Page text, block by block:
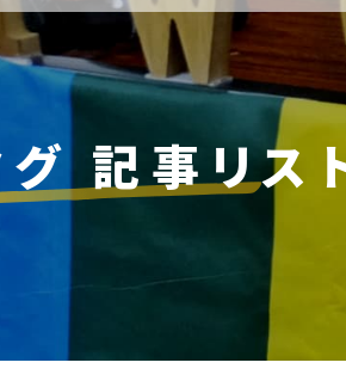
# 若い女性のリーダーシップ
グ 記事リス